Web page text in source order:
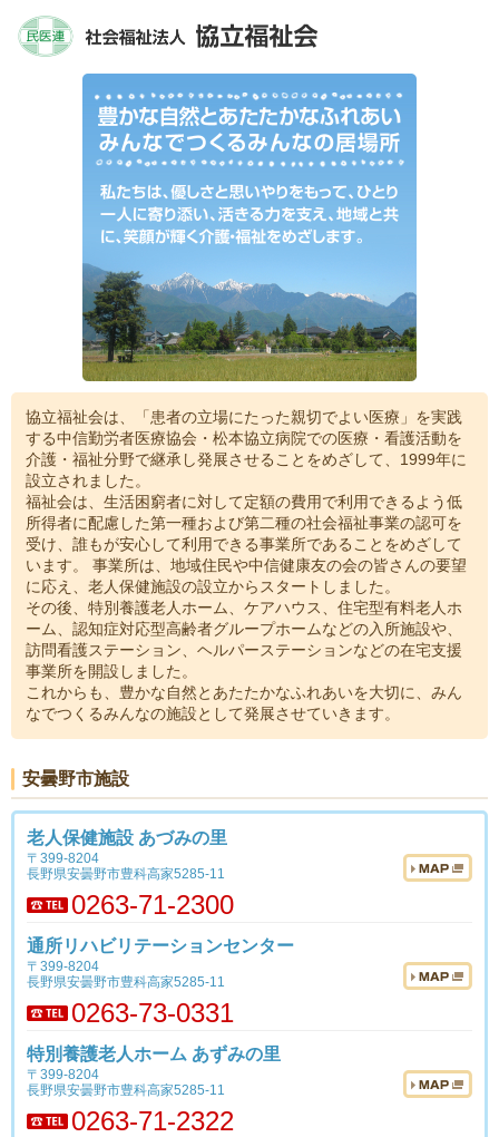
協立福祉会は、「患者の立場にたった親切でよい医療」を実践
する中信勤労者医療協会・松本協立病院での医療・看護活動を
介護・福祉分野で継承し発展させることをめざして、1999年に
設立されました。
福祉会は、生活困窮者に対して定額の費用で利用できるよう低
所得者に配慮した第一種および第二種の社会福祉事業の認可を
受け、誰もが安心して利用できる事業所であることをめざして
います。 事業所は、地域住民や中信健康友の会の皆さんの要望
に応え、老人保健施設の設立からスタートしました。
その後、特別養護老人ホーム、ケアハウス、住宅型有料老人ホ
ーム、認知症対応型高齢者グループホームなどの入所施設や、
訪問看護ステーション、ヘルパーステーションなどの在宅支援
事業所を開設しました。
これからも、豊かな自然とあたたかなふれあいを大切に、みん
なでつくるみんなの施設として発展させていきます。
安曇野市施設
老人保健施設 あづみの里
〒399-8204
長野県安曇野市豊科高家5285-11
0263-71-2300
通所リハビリテーションセンター
〒399-8204
長野県安曇野市豊科高家5285-11
0263-73-0331
特別養護老人ホーム あずみの里
〒399-8204
長野県安曇野市豊科高家5285-11
0263-71-2322